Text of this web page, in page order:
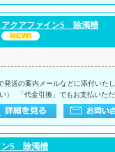
クアファインS 除濁槽
発送の案内メールなどに添付い
） 「代金引換」でもお支払いた
ンS 除濁槽